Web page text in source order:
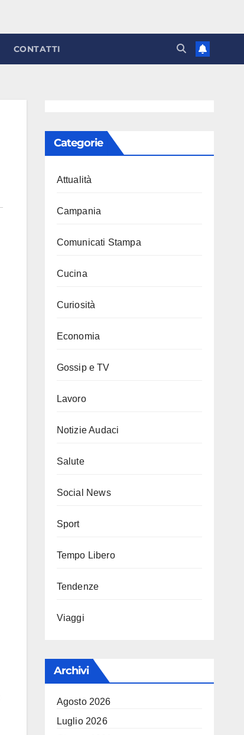
CONTATTI
Categorie
Attualità
Campania
Comunicati Stampa
Cucina
Curiosità
Economia
Gossip e TV
Lavoro
Notizie Audaci
Salute
Social News
Sport
Tempo Libero
Tendenze
Viaggi
Archivi
Agosto 2026
Luglio 2026